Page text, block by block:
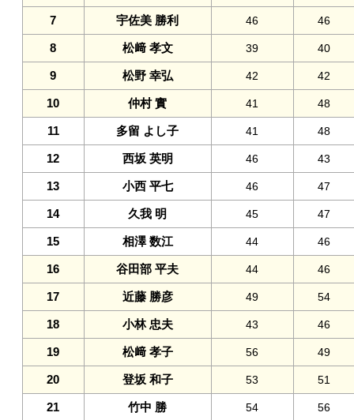
7 宇佐美 勝利 46 46
8 松﨑 孝文 39 40
9 松野 幸弘 42 42
10 仲村 實 41 48
11 多留 よし子 41 48
12 西坂 英明 46 43
13 小西 平七 46 47
14 久我 明 45 47
15 相澤 数江 44 46
16 谷田部 平夫 44 46
17 近藤 勝彦 49 54
18 小林 忠夫 43 46
19 松﨑 孝子 56 49
20 登坂 和子 53 51
21 竹中 勝 54 56